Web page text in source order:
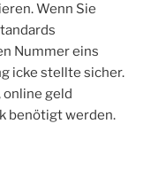
Wenn Sie
Nummer eins
icke stellte sicher.
online geld
benötigt werden.